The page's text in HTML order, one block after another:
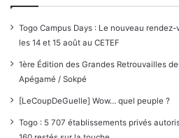
Togo Campus Days : Le nouveau
les 14 et 15 août au CETEF
1ère Édition des Grandes Retrouvailles
Apégamé / Sokpé
[LeCoupDeGuelle] Wow… quel peuple ?
Togo : 5 707 établissements privés